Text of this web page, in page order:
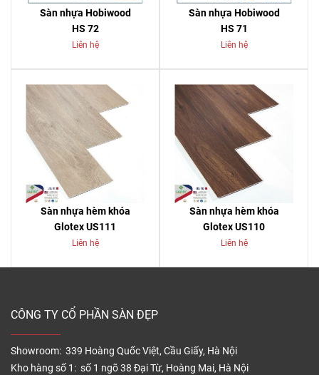
Sàn nhựa Hobiwood
HS 72
Liên hệ
Sàn nhựa Hobiwood
HS 71
Liên hệ
Sàn nhựa hèm khóa
Glotex US111
Liên hệ
Sàn nhựa hèm khóa
Glotex US110
Liên hệ
CÔNG TY CỔ PHẦN SÀN ĐẸP
Showroom: 339 Hoàng Quốc Việt, Cầu Giấy, Hà Nội
Kho hàng số 1: số 1 ngõ 38 Đại Từ, Hoàng Mai, Hà Nội